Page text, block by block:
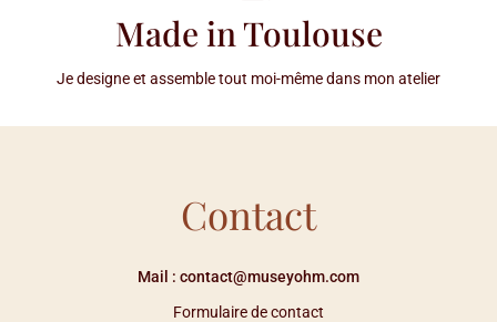
Made in Toulouse
Je designe et assemble tout moi-même dans mon atelier
Contact
Mail : contact@museyohm.com
Formulaire de contact